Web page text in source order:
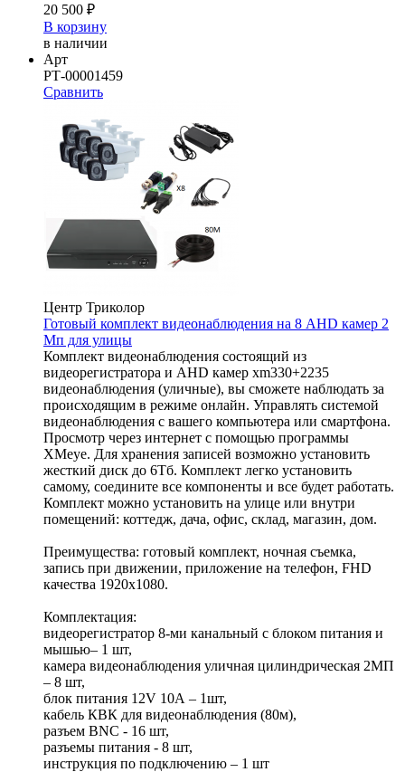
20 500 ₽
В корзину
в наличии
Арт
РТ-00001459
Сравнить
Центр Триколор
Готовый комплект видеонаблюдения на 8 AHD камер 2
Мп для улицы
Комплект видеонаблюдения состоящий из
видеорегистратора и AHD камер xm330+2235
видеонаблюдения (уличные), вы сможете наблюдать за
происходящим в режиме онлайн. Управлять системой
видеонаблюдения с вашего компьютера или смартфона.
Просмотр через интернет с помощью программы
XMeye. Для хранения записей возможно установить
жесткий диск до 6Тб. Комплект легко установить
самому, соедините все компоненты и все будет работать.
Комплект можно установить на улице или внутри
помещений: коттедж, дача, офис, склад, магазин, дом.
Преимущества: готовый комплект, ночная съемка,
запись при движении, приложение на телефон, FHD
качества 1920x1080.
Комплектация:
видеорегистратор 8-ми канальный c блоком питания и
мышью– 1 шт,
камера видеонаблюдения уличная цилиндрическая 2МП
– 8 шт,
блок питания 12V 10А – 1шт,
кабель КВК для видеонаблюдения (80м),
разъем BNC - 16 шт,
разъемы питания - 8 шт,
инструкция по подключению – 1 шт